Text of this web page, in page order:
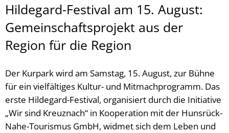
Hildegard-Festival am 15. August:
Gemeinschaftsprojekt aus der
Region für die Region
Der Kurpark wird am Samstag, 15. August, zur Bühne
für ein vielfältiges Kultur- und Mitmachprogramm. Das
erste Hildegard-Festival, organisiert durch die Initiative
„Wir sind Kreuznach“ in Kooperation mit der Hunsrück-
Nahe-Tourismus GmbH, widmet sich dem Leben und